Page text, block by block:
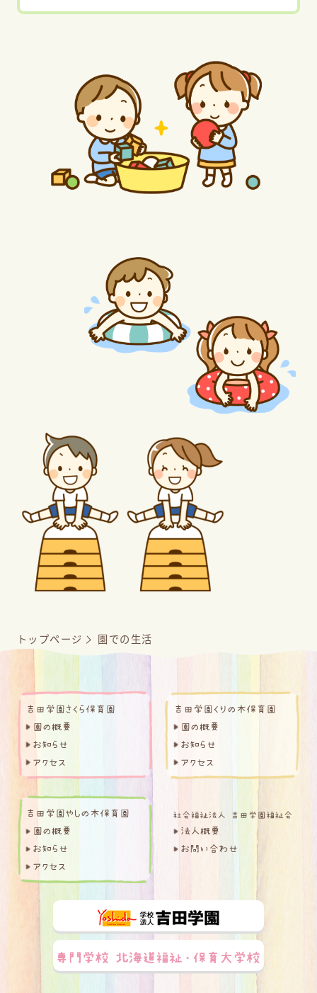
トップページ 園での生活
吉田学園さくら保育園
園の概要
お知らせ
アクセス
吉田学園くりの木保育園
園の概要
お知らせ
アクセス
吉田学園やしの木保育園
園の概要
お知らせ
アクセス
法人概要
お問い合わせ